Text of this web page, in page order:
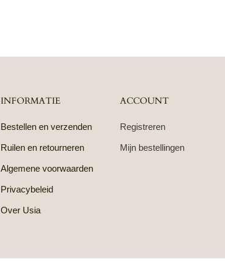
INFORMATIE
Bestellen en verzenden
Ruilen en retourneren
Algemene voorwaarden
Privacybeleid
Over Usia
ACCOUNT
Registreren
Mijn bestellingen